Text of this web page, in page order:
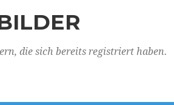
die sich bereits registriert haben.